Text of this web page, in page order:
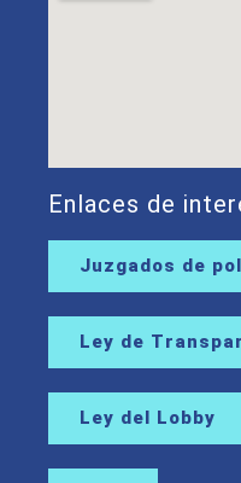
Enlaces de
Juzgados de
Ley de
Ley del Lobby